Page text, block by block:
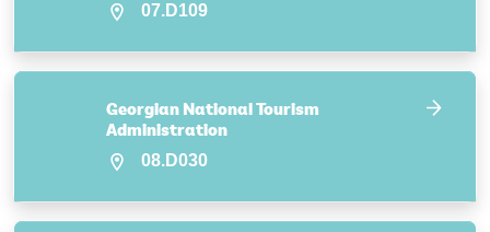
07.D109
Georgian National Tourism
Administration
08.D030